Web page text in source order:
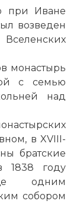
при Иване
возведен
монастырь
с семью
над
в XVIII-
братские
1838 году
одним
собором